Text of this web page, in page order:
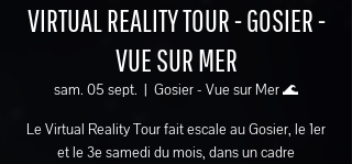
VIRTUAL REALITY TOUR - GOSIER -
VUE SUR MER
sam. 05 sept.
  |
Gosier - Vue sur Mer 🌊
Le Virtual Reality Tour fait escale au Gosier, le 1er
et le 3e samedi du mois, dans un cadre